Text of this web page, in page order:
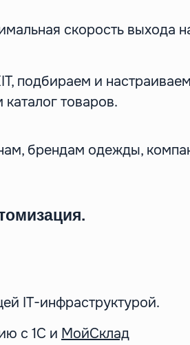
скорость выхода
подбираем и настраиваем
товаров.
брендам одежды,
IT-инфраструктурой.
с 1С и МойСклад